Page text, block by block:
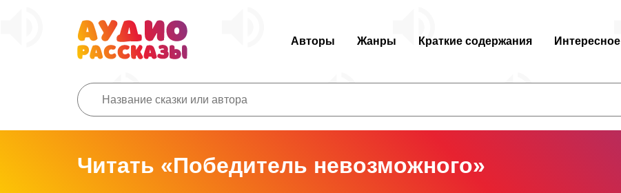
Авторы Жанры Краткие содержания Интересное
Читать «Победитель невозможного»